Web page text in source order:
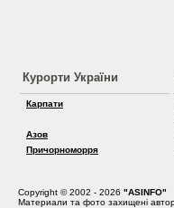
Курорти України
Карпати
Азов
Причорноморря
Copyright © 2002 - 2026 "ASINFO"
Материали та фото захищені